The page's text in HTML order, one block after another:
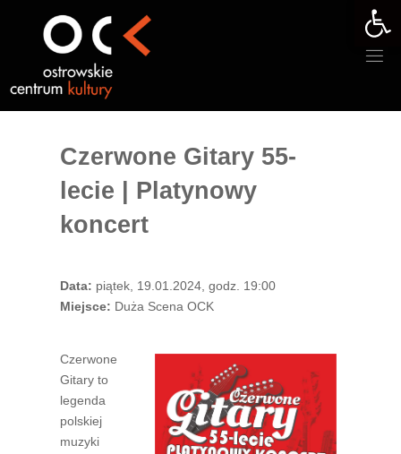
Czerwone Gitary 55-
lecie | Platynowy
koncert
Data: piątek, 19.01.2024, godz. 19:00
Miejsce: Duża Scena OCK
Czerwone
Gitary to
legenda
polskiej
muzyki